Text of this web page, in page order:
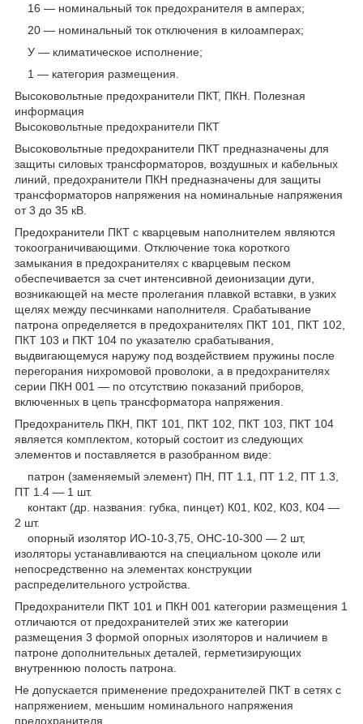
16 ― номинальный ток предохранителя в амперах;
20 ― номинальный ток отключения в килоамперах;
У ― климатическое исполнение;
1 ― категория размещения.
Высоковольтные предохранители ПКТ, ПКН. Полезная
информация
Высоковольтные предохранители ПКТ
Высоковольтные предохранители ПКТ предназначены для
защиты силовых трансформаторов, воздушных и кабельных
линий, предохранители ПКН предназначены для защиты
трансформаторов напряжения на номинальные напряжения
от 3 до 35 кВ.
Предохранители ПКТ с кварцевым наполнителем являются
токоограничивающими. Отключение тока короткого
замыкания в предохранителях с кварцевым песком
обеспечивается за счет интенсивной деионизации дуги,
возникающей на месте пролегания плавкой вставки, в узких
щелях между песчинками наполнителя. Срабатывание
патрона определяется в предохранителях ПКТ 101, ПКТ 102,
ПКТ 103 и ПКТ 104 по указателю срабатывания,
выдвигающемуся наружу под воздействием пружины после
перегорания нихромовой проволоки, а в предохранителях
серии ПКН 001 — по отсутствию показаний приборов,
включенных в цепь трансформатора напряжения.
Предохранитель ПКН, ПКТ 101, ПКТ 102, ПКТ 103, ПКТ 104
является комплектом, который состоит из следующих
элементов и поставляется в разобранном виде:
патрон (заменяемый элемент) ПН, ПТ 1.1, ПТ 1.2, ПТ 1.3,
ПТ 1.4 — 1 шт.
контакт (др. названия: губка, пинцет) К01, К02, К03, К04 —
2 шт.
опорный изолятор ИО-10-3,75, ОНС-10-300 — 2 шт,
изоляторы устанавливаются на специальном цоколе или
непосредственно на элементах конструкции
распределительного устройства.
Предохранители ПКТ 101 и ПКН 001 категории размещения 1
отличаются от предохранителей этих же категории
размещения 3 формой опорных изоляторов и наличием в
патроне дополнительных деталей, герметизирующих
внутреннюю полость патрона.
Не допускается применение предохранителей ПКТ в сетях с
напряжением, меньшим номинального напряжения
предохранителя.